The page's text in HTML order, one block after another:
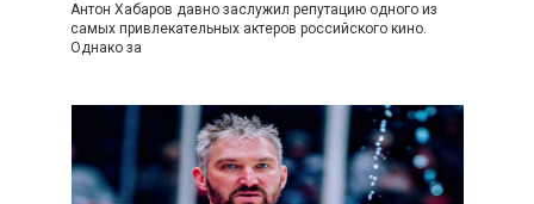
Антон Хабаров давно заслужил репутацию одного из
самых привлекательных актеров российского кино.
Однако за